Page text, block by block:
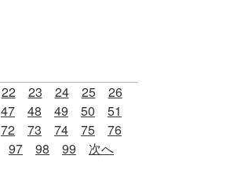
22 23 24 25
26
47 48 49 50
51
72 73 74 75
76
97 98 99 次へ